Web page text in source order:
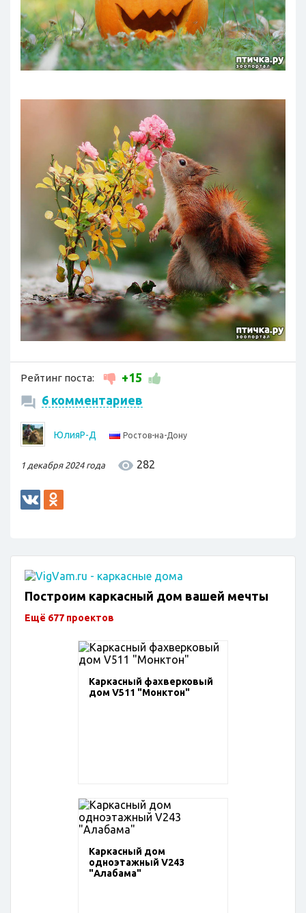
Рейтинг поста:
+15
6 комментариев
ЮлияР-Д Ростов-на-Дону
1 декабря 2024 года 282
Построим каркасный дом вашей мечты
Ещё 677 проектов
Каркасный фахверковый
дом V511 "Монктон"
Каркасный дом
одноэтажный V243
"Алабама"